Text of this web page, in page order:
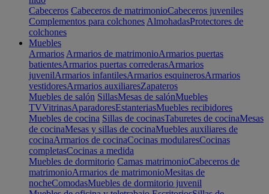
Cabeceros Cabeceros de matrimonioCabeceros juveniles
Complementos para colchones AlmohadasProtectores de
colchones
Muebles
Armarios Armarios de matrimonioArmarios puertas
batientesArmarios puertas correderasArmarios
juvenilArmarios infantilesArmarios esquinerosArmarios
vestidoresArmarios auxiliaresZapateros
Muebles de salón SillasMesas de salónMuebles
TVVitrinasAparadoresEstanteriasMuebles recibidores
Muebles de cocina Sillas de cocinasTaburetes de cocinaMesas
de cocinaMesas y sillas de cocinaMuebles auxiliares de
cocinaArmarios de cocinaCocinas modularesCocinas
completasCocinas a medida
Muebles de dormitorio Camas matrimonioCabeceros de
matrimonioArmarios de matrimonioMesitas de
nocheComodasMuebles de dormitorio juvenil